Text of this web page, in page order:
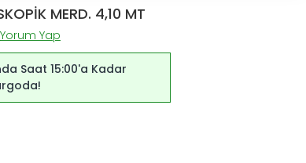
MERD. 4,10 MT
Saat 15:00'a Kadar
Yorum Yap